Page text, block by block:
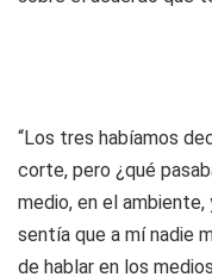
“Los tres habíamos
corte, pero ¿qué
medio, en el ambiente,
sentía que a mí nadie
de hablar en los